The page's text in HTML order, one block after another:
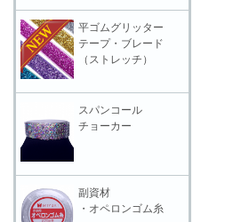
平ゴムグリッター
テープ・ブレード
（ストレッチ）
スパンコール
チョーカー
副資材
・オペロンゴム糸